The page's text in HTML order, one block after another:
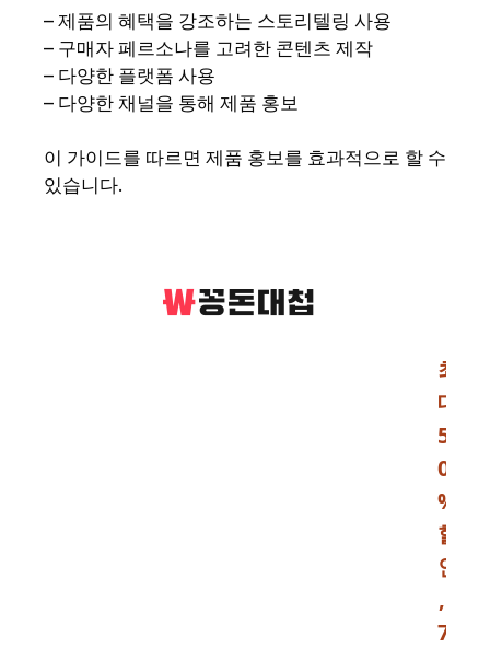
– 제품의 혜택을 강조하는 스토리텔링 사용
– 구매자 페르소나를 고려한 콘텐츠 제작
– 다양한 플랫폼 사용
– 다양한 채널을 통해 제품 홍보
이 가이드를 따르면 제품 홍보를 효과적으로 할 수
있습니다.
최
대
5
0
%
할
인
,
7